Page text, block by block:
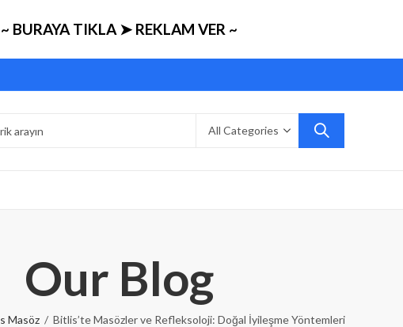
~ BURAYA TIKLA ➤ REKLAM VER ~
Our Blog
Masöz Bitlis’te Masözler ve Refleksoloji: Doğal İyileşme Yöntemleri